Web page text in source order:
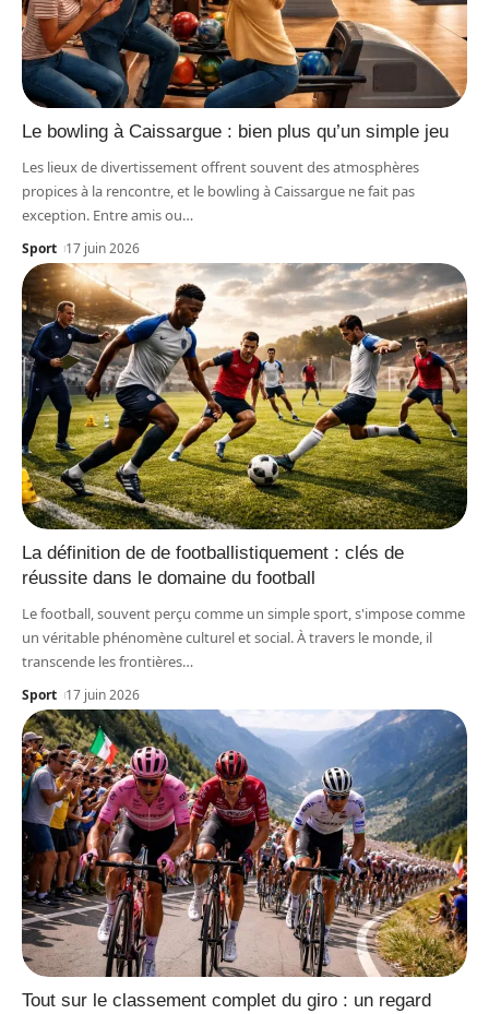
Le bowling à Caissargue : bien plus qu’un simple jeu
Les lieux de divertissement offrent souvent des atmosphères
propices à la rencontre, et le bowling à Caissargue ne fait pas
exception. Entre amis ou…
Sport 17 juin 2026
La définition de de footballistiquement : clés de
réussite dans le domaine du football
Le football, souvent perçu comme un simple sport, s'impose comme
un véritable phénomène culturel et social. À travers le monde, il
transcende les frontières…
Sport 17 juin 2026
Tout sur le classement complet du giro : un regard